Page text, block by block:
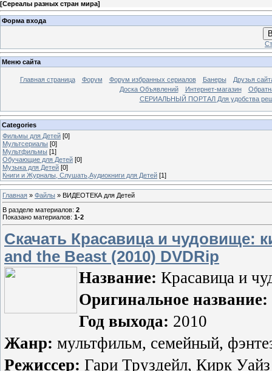
[Сереалы разных стран мира]
Форма входа
Меню сайта
Главная страница Форум Форум избранных сериалов Банеры
Друзья
Доска Объявлений
Интернет-магазин
СЕРИАЛЬНЫЙ ПОРТАЛ Для удобства
Categories
Фильмы для Детей [0]
Мультсериалы [0]
Мультфильмы [1]
Обучающие для Детей [0]
Музыка для Детей [0]
Книги и Журналы, Слушать,Аудиокниги для Детей [1]
Главная » Файлы » ВИДЕОТЕКА для Детей
В разделе материалов: 2
Показано материалов: 1-2
Скачать Красавица и чудовище:
and the Beast (2010) DVDRip
Название: Красавица и
Оригинальное название:
Год выхода: 2010
Жанр: мультфильм, семейный,
Режиссер: Гари Труздейл, Кирк Уайз